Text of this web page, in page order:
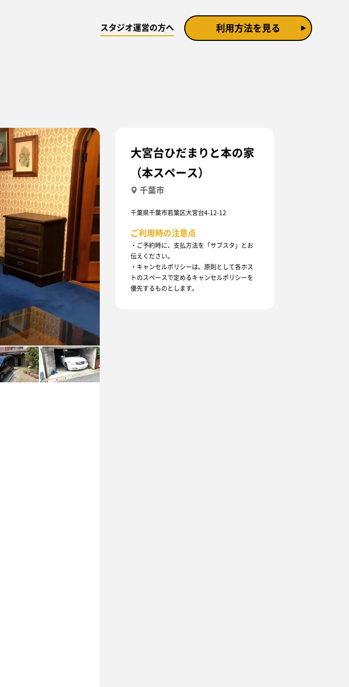
スタジオ運営の方へ 利用方法を見る
大宮台ひだまりと本の家
（本スペース）
千葉市
千葉県千葉市若葉区大宮台4-12-12
ご利用時の注意点
・ご予約時に、支払方法を「サブスタ」とお
伝えください。
・キャンセルポリシーは、原則として各ホス
トのスペースで定めるキャンセルポリシーを
優先するものとします。